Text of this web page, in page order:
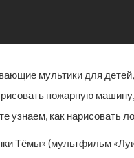
мультики для
пожарную машину,
узнаем, как нарисовать
Тёмы» (мультфильм